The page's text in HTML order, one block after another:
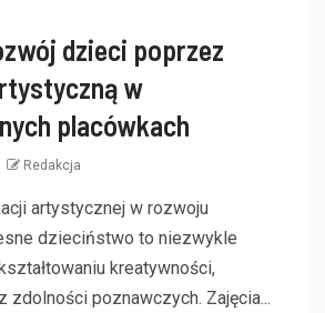
dzieci poprzez
w
placówkach
Redakcja
artystycznej w rozwoju
dzieciństwo to niezwykle
kreatywności,
zdolności poznawczych. Zajęcia...